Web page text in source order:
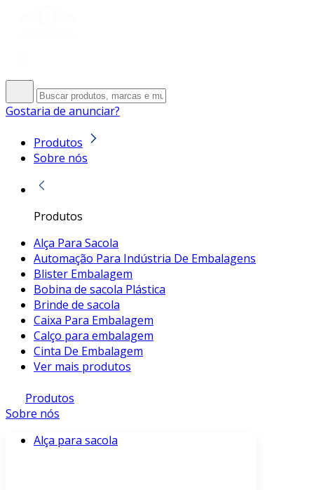
Gostaria de anunciar?
Produtos
Sobre nós
Produtos
Alça Para Sacola
Automação Para Indústria De Embalagens
Blister Embalagem
Bobina de sacola Plástica
Brinde de sacola
Caixa Para Embalagem
Calço para embalagem
Cinta De Embalagem
Ver mais produtos
Produtos
Sobre nós
Alça para sacola